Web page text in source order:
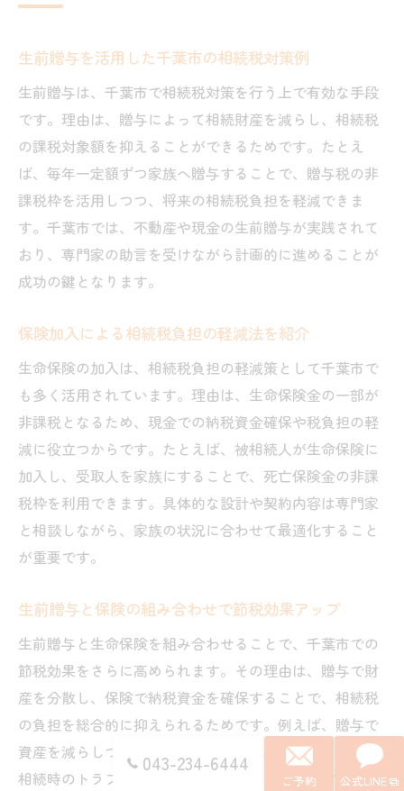
生前贈与を活用した千葉市の相続税対策例
生前贈与は、千葉市で相続税対策を行う上で有効な手段
です。理由は、贈与によって相続財産を減らし、相続税
の課税対象額を抑えることができるためです。たとえ
ば、毎年一定額ずつ家族へ贈与することで、贈与税の非
課税枠を活用しつつ、将来の相続税負担を軽減できま
す。千葉市では、不動産や現金の生前贈与が実践されて
おり、専門家の助言を受けながら計画的に進めることが
成功の鍵となります。
保険加入による相続税負担の軽減法を紹介
生命保険の加入は、相続税負担の軽減策として千葉市で
も多く活用されています。理由は、生命保険金の一部が
非課税となるため、現金での納税資金確保や税負担の軽
減に役立つからです。たとえば、被相続人が生命保険に
加入し、受取人を家族にすることで、死亡保険金の非課
税枠を利用できます。具体的な設計や契約内容は専門家
と相談しながら、家族の状況に合わせて最適化すること
が重要です。
生前贈与と保険の組み合わせで節税効果アップ
生前贈与と生命保険を組み合わせることで、千葉市での
節税効果をさらに高められます。その理由は、贈与で財
産を分散し、保険で納税資金を確保することで、相続税
の負担を総合的に抑えられるためです。例えば、贈与で
資産を減らしつつ、生命保険で現金を準備しておけば、
相続時のトラブルや納税資金不足を回避できます。この
043-234-6444
ご予約 公式LINE